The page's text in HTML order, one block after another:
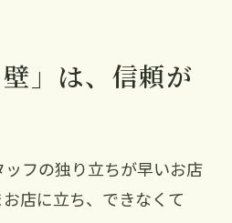
壁」は、信頼が
フの独り立ちが早いお店
店に立ち、できなくて